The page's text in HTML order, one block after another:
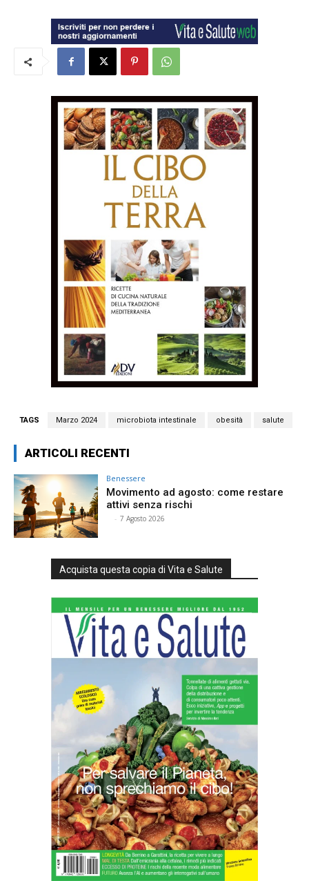
TAGS Marzo 2024 microbiota intestinale obesità salute
ARTICOLI RECENTI
Benessere
Movimento ad agosto: come restare
attivi senza rischi
- 7 Agosto 2026
Acquista questa copia di Vita e Salute